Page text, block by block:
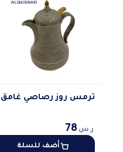
ترمس روز رصاصي غامق
ر.س 78
أضف للسلة